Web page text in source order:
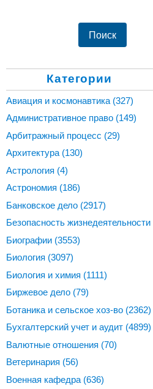
Категории
Авиация и космонавтика (327)
Административное право (149)
Арбитражный процесс (29)
Архитектура (130)
Астрология (4)
Астрономия (186)
Банковское дело (2917)
Безопасность жизнедеятельности
Биографии (3553)
Биология (3097)
Биология и химия (1111)
Биржевое дело (79)
Ботаника и сельское хоз-во (2362)
Бухгалтерский учет и аудит (4899)
Валютные отношения (70)
Ветеринария (56)
Военная кафедра (636)